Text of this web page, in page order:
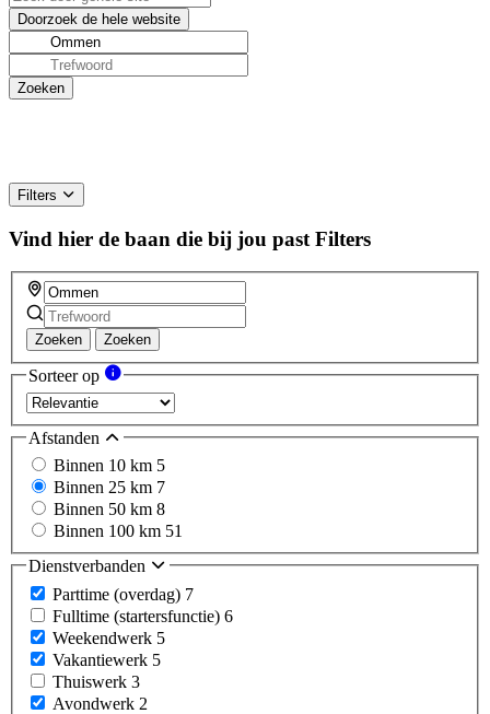
Filters
Vind hier de baan die bij jou past Filters
Zoeken Zoeken
Sorteer op
Afstanden
Binnen 10 km 5
Binnen 25 km 7
Binnen 50 km 8
Binnen 100 km 51
Dienstverbanden
Parttime (overdag) 7
Fulltime (startersfunctie) 6
Weekendwerk 5
Vakantiewerk 5
Thuiswerk 3
Avondwerk 2